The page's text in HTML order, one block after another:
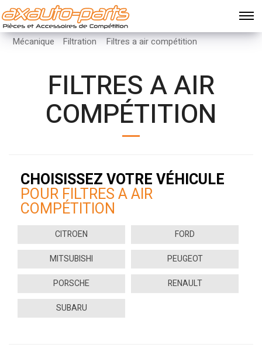
Mécanique Filtration Filtres a air compétition
FILTRES A AIR
COMPÉTITION
CHOISISSEZ VOTRE VÉHICULE
POUR FILTRES A AIR
COMPÉTITION
CITROEN
FORD
MITSUBISHI
PEUGEOT
PORSCHE
RENAULT
SUBARU